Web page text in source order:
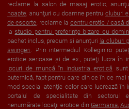
reclame la salon de masaj erotic,
noapte, anunţuri cu doamne pentru cluburi
de escorte, reclame la centru erotic / casă
lastudio pentru preferinţe bizare cu
pachet inclus, precum şi anunţuri la cluburi
swingeri. Prin intermediul Kollegin.ro
erotice serioase şi de ex., puteţi lucra în
locuri de muncă în industria erotică
puternică, fapt pentru care din ce în ce
mod special atenţie celor care lucrează în
portalul de specialitate din sectorul
nenumărate locaţii erotice din Germania,